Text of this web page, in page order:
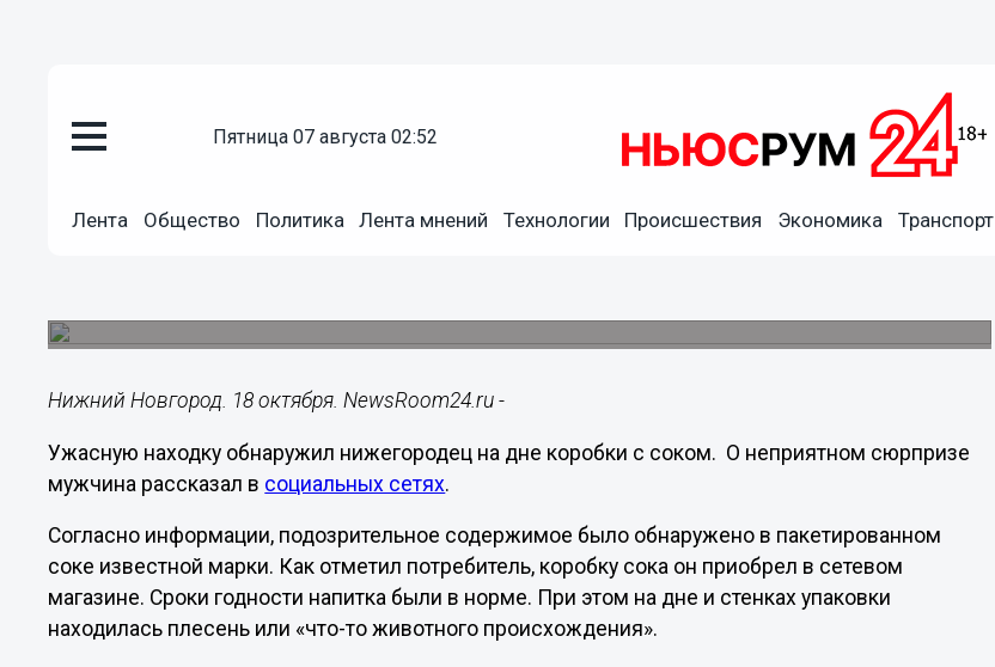
пятница 07 августа 02:52
Лента Общество Политика Лента мнений Технологии Происшествия Экономика Транспорт
Шокирующее содержимое выловил нижегородец из
Нижний Новгород. 18 октября. NewsRoom24.ru -
Ужасную находку обнаружил нижегородец на дне коробки с соком. О неприятном сюрпризе
мужчина рассказал в социальных сетях.
Согласно информации, подозрительное содержимое было обнаружено в пакетированном
соке известной марки. Как отметил потребитель, коробку сока он приобрел в сетевом
магазине. Сроки годности напитка были в норме. При этом на дне и стенках упаковки
находилась плесень или «что-то животного происхождения».